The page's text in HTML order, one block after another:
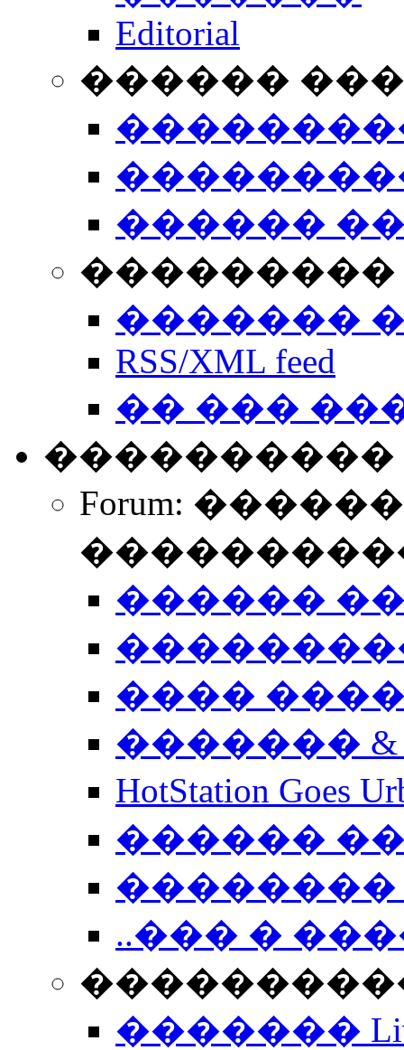
Editorial
������
������
���������
�������
RSS/XML feed
�� ���
����������
Forum:
������
����
�������
HotStation
������
��������
..��� �
����������
�������